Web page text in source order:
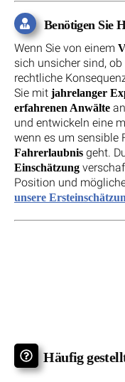
Benötigen Sie
Wenn Sie von einem
sich unsicher sind,
rechtliche
Sie mit jahrelanger
erfahrenen Anwälte
und entwickeln eine
wenn es um sensible
Fahrerlaubnis geht.
Einschätzung
Position und
unsere
Häufig